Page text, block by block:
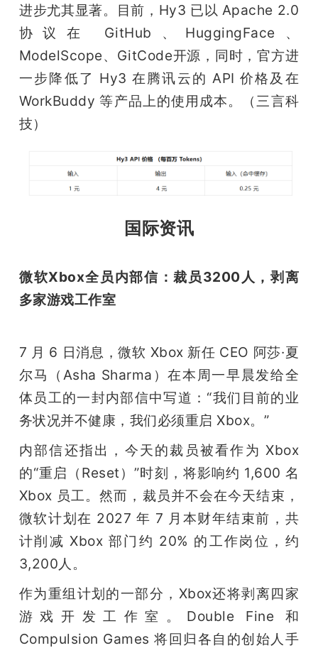
进步尤其显著。目前，Hy3 已以 Apache 2.0
协议在 GitHub、HuggingFace、
ModelScope、GitCode开源，同时，官方进
一步降低了 Hy3 在腾讯云的 API 价格及在
WorkBuddy 等产品上的使用成本。（三言科
技）
国际资讯
微软Xbox全员内部信：裁员3200人，剥离
多家游戏工作室
7 月 6 日消息，微软 Xbox 新任 CEO 阿莎·夏
尔马（Asha Sharma）在本周一早晨发给全
体员工的一封内部信中写道：“我们目前的业
务状况并不健康，我们必须重启 Xbox。”
内部信还指出，今天的裁员被看作为 Xbox
的“重启（Reset）”时刻，将影响约 1,600 名
Xbox 员工。然而，裁员并不会在今天结束，
微软计划在 2027 年 7 月本财年结束前，共
计削减 Xbox 部门约 20% 的工作岗位，约
3,200人。
作为重组计划的一部分，Xbox还将剥离四家
游戏开发工作室。Double Fine 和
Compulsion Games 将回归各自的创始人手